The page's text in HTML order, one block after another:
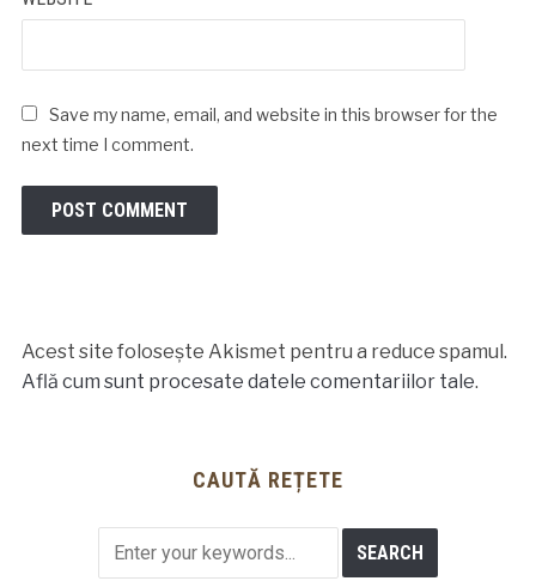
Save my name, email, and website in this browser for the
next time I comment.
Acest site folosește Akismet pentru a reduce spamul.
Află cum sunt procesate datele comentariilor tale.
CAUTĂ REȚETE